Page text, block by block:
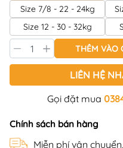
Size 7/8 - 22 - 24kg
Size 12 - 30 - 32kg
THÊM VÀO
LIÊN HỆ
Gọi đặt mua
Chính sách bán hàng
Miễn phí vận